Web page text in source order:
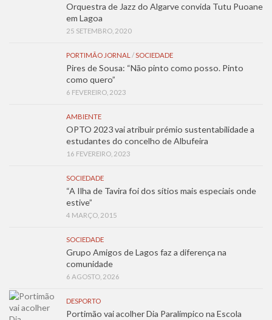
Orquestra de Jazz do Algarve convida Tutu Puoane
em Lagoa
25 SETEMBRO, 2020
PORTIMÃO JORNAL /SOCIEDADE
Pires de Sousa: “Não pinto como posso. Pinto
como quero”
6 FEVEREIRO, 2023
AMBIENTE
OPTO 2023 vai atribuir prémio sustentabilidade a
estudantes do concelho de Albufeira
16 FEVEREIRO, 2023
SOCIEDADE
“A Ilha de Tavira foi dos sítios mais especiais onde
estive”
4 MARÇO, 2015
SOCIEDADE
Grupo Amigos de Lagos faz a diferença na
comunidade
6 AGOSTO, 2026
DESPORTO
Portimão vai acolher Dia Paralímpico na Escola